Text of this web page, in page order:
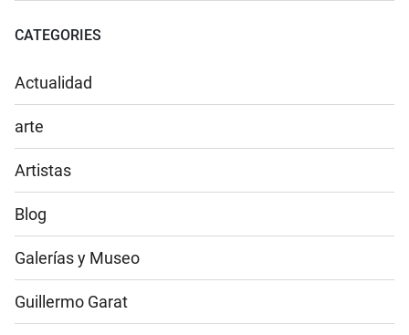
CATEGORIES
Actualidad
arte
Artistas
Blog
Galerías y Museo
Guillermo Garat